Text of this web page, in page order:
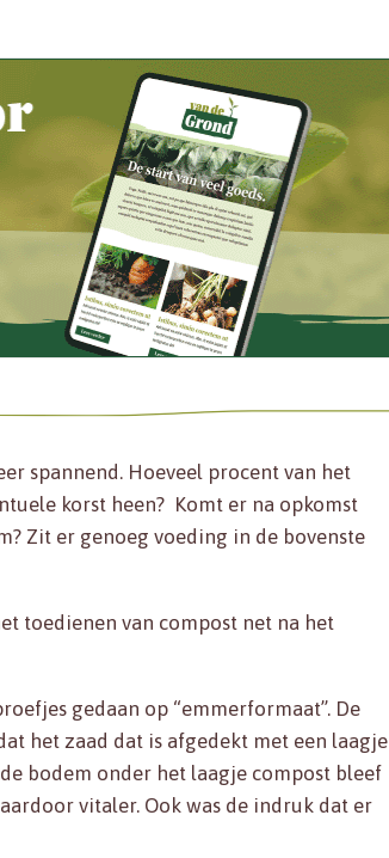
spannend. Hoeveel procent van het
korst heen? Komt er na opkomst
Zit er genoeg voeding in de bovenste
toedienen van compost net na het
gedaan op “emmerformaat”. De
het zaad dat is afgedekt met een laagje
bodem onder het laagje compost bleef
vitaler. Ook was de indruk dat er